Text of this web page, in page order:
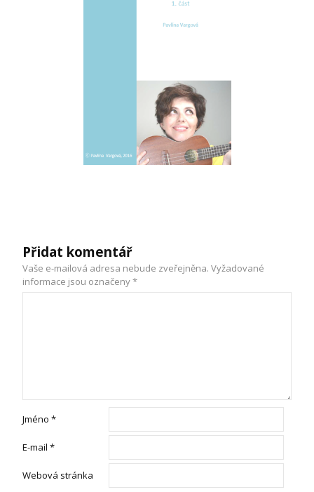
Přidat komentář
Vaše e-mailová adresa nebude zveřejněna. Vyžadované
informace jsou označeny*
Jméno*
E-mail*
Webová stránka